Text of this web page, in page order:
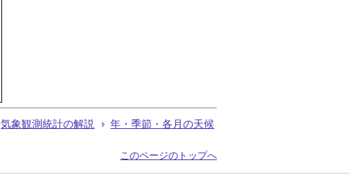
気象観測統計の解説 年・季節・各月の天候
このページのトップへ